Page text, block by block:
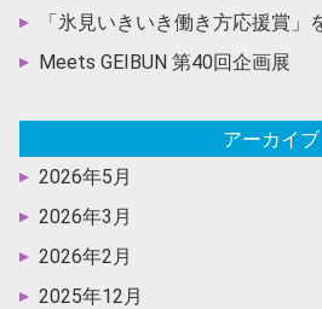
「氷見いきいき働き方応援賞」
Meets GEIBUN 第40回企画展
アーカイブ
2026年5月
2026年3月
2026年2月
2025年12月